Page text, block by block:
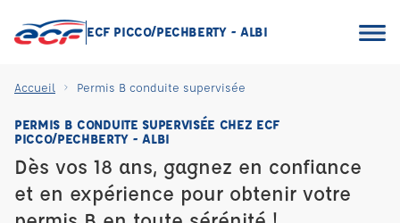
ECF PICCO/PECHBERTY - ALBI
Accueil Permis B conduite supervisée
PERMIS B CONDUITE SUPERVISÉE CHEZ ECF
PICCO/PECHBERTY - ALBI
Dès vos 18 ans, gagnez en confiance
et en expérience pour obtenir votre